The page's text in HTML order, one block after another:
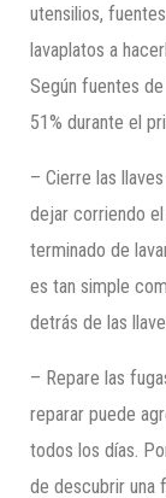
utensilios,
lavaplatos a
Según fuentes
51% durante el
– Cierre las
dejar corriendo
terminado de
es tan simple
detrás de las
– Repare las
reparar puede
todos los días.
de descubrir una